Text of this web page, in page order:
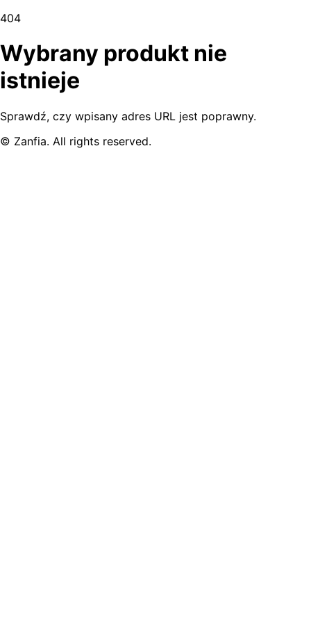
404
Wybrany produkt nie
istnieje
Sprawdź, czy wpisany adres URL jest poprawny.
© Zanfia. All rights reserved.